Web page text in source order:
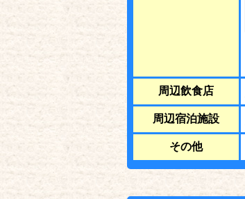
周辺飲食店
周辺宿泊施設
その他